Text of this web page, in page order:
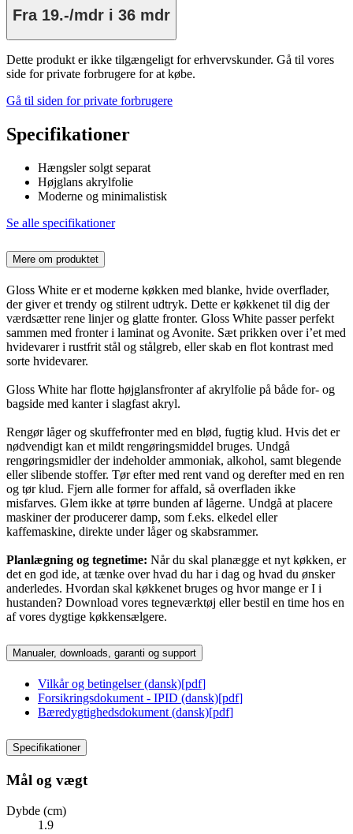
Fra 19.-/mdr i 36 mdr
Dette produkt er ikke tilgængeligt for erhvervskunder. Gå til vores
side for private forbrugere for at købe.
Gå til siden for private forbrugere
Specifikationer
Hængsler solgt separat
Højglans akrylfolie
Moderne og minimalistisk
Se alle specifikationer
Mere om produktet
Gloss White er et moderne køkken med blanke, hvide overflader,
der giver et trendy og stilrent udtryk. Dette er køkkenet til dig der
værdsætter rene linjer og glatte fronter. Gloss White passer perfekt
sammen med fronter i laminat og Avonite. Sæt prikken over i’et med
hvidevarer i rustfrit stål og stålgreb, eller skab en flot kontrast med
sorte hvidevarer.
Gloss White har flotte højglansfronter af akrylfolie på både for- og
bagside med kanter i slagfast akryl.
Rengør låger og skuffefronter med en blød, fugtig klud. Hvis det er
nødvendigt kan et mildt rengøringsmiddel bruges. Undgå
rengøringsmidler der indeholder ammoniak, alkohol, samt blegende
eller slibende stoffer. Tør efter med rent vand og derefter med en ren
og tør klud. Fjern alle former for affald, så overfladen ikke
misfarves. Glem ikke at tørre bunden af lågerne. Undgå at placere
maskiner der producerer damp, som f.eks. elkedel eller
kaffemaskine, direkte under låger og skabsrammer.
Planlægning og tegnetime: Når du skal planægge et nyt køkken, er
det en god ide, at tænke over hvad du har i dag og hvad du ønsker
anderledes. Hvordan skal køkkenet bruges og hvor mange er I i
hustanden? Download vores tegneværktøj eller bestil en time hos en
af vores dygtige køkkensælgere.
Manualer, downloads, garanti og support
Vilkår og betingelser (dansk)[pdf]
Forsikringsdokument - IPID (dansk)[pdf]
Bæredygtighedsdokument (dansk)[pdf]
Specifikationer
Mål og vægt
Dybde (cm)
1.9